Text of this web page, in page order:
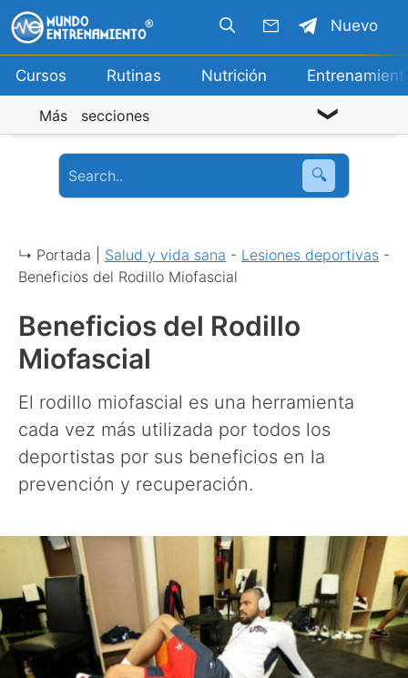
Saltar
al
contenido
Cursos Rutinas Nutrición
Nuevo
Más secciones
🔍
↳ Portada | Salud y vida sana - Lesiones deportivas -
Beneficios del Rodillo Miofascial
Beneficios del Rodillo
Miofascial
El rodillo miofascial es una herramienta
cada vez más utilizada por todos los
deportistas por sus beneficios en la
prevención y recuperación.